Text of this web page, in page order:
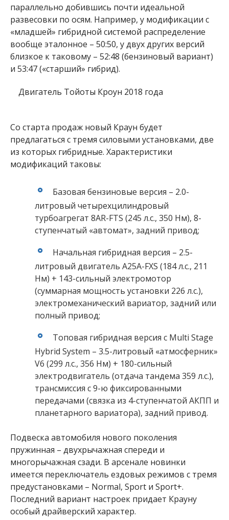
параллельно добившись почти идеальной
развесовки по осям. Например, у модификации с
«младшей» гибридной системой распределение
вообще эталонное – 50:50, у двух других версий
близкое к таковому – 52:48 (бензиновый вариант)
и 53:47 («старший» гибрид).
Двигатель Тойоты Кроун 2018 года
Со старта продаж новый Краун будет
предлагаться с тремя силовыми установками, две
из которых гибридные. Характеристики
модификаций таковы:
Базовая бензиновые версия – 2.0-
литровый четырехцилиндровый
турбоагрегат 8AR-FTS (245 л.с., 350 Нм), 8-
ступенчатый «автомат», задний привод;
Начальная гибридная версия – 2.5-
литровый двигатель A25A-FXS (184 л.с., 211
Нм) + 143-сильный электромотор
(суммарная мощность установки 226 л.с.),
электромеханический вариатор, задний или
полный привод;
Топовая гибридная версия с Multi Stage
Hybrid System – 3.5-литровый «атмосферник»
V6 (299 л.с., 356 Нм) + 180-сильный
электродвигатель (отдача тандема 359 л.с.),
трансмиссия с 9-ю фиксированными
передачами (связка из 4-ступенчатой АКПП и
планетарного вариатора), задний привод.
Подвеска автомобиля нового поколения
пружинная – двухрычажная спереди и
многорычажная сзади. В арсенале новинки
имеется переключатель ездовых режимов с тремя
предустановками – Normal, Sport и Sport+.
Последний вариант настроек придает Крауну
особый драйверский характер.